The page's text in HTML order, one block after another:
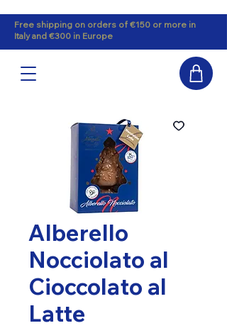
Free shipping on orders of €150 or more in
Italy and €300 in Europe
Alberello
Nocciolato al
Cioccolato al
Latte